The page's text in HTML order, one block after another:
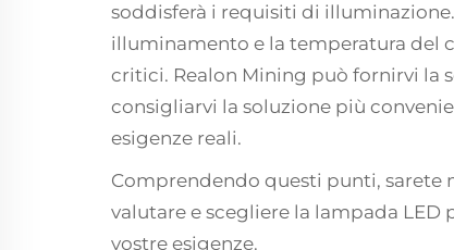
soddisferà i requisiti di
illuminamento e la temperatura del
critici. Realon Mining può fornirvi la
consigliarvi la soluzione più
esigenze reali.
Comprendendo questi punti, sarete
valutare e scegliere la lampada
vostre esigenze.